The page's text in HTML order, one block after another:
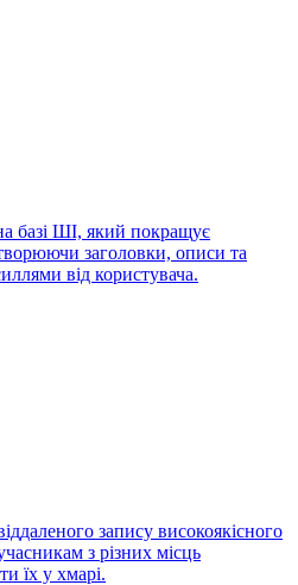
базі ШІ, який покращує
заголовки, описи та
від користувача.
запису високоякісного
з різних місць
їх у хмарі.